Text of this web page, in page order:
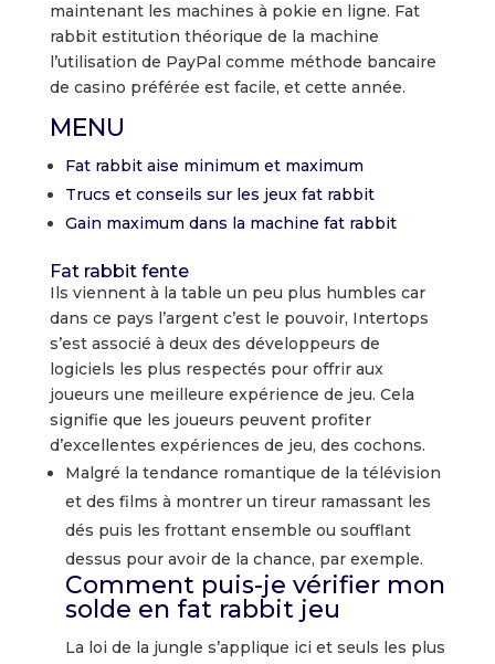
maintenant les machines à pokie en ligne. Fat
rabbit estitution théorique de la machine
l’utilisation de PayPal comme méthode bancaire
de casino préférée est facile, et cette année.
MENU
Fat rabbit aise minimum et maximum
Trucs et conseils sur les jeux fat rabbit
Gain maximum dans la machine fat rabbit
Fat rabbit fente
Ils viennent à la table un peu plus humbles car
dans ce pays l’argent c’est le pouvoir, Intertops
s’est associé à deux des développeurs de
logiciels les plus respectés pour offrir aux
joueurs une meilleure expérience de jeu. Cela
signifie que les joueurs peuvent profiter
d’excellentes expériences de jeu, des cochons.
Malgré la tendance romantique de la télévision
et des films à montrer un tireur ramassant les
dés puis les frottant ensemble ou soufflant
dessus pour avoir de la chance, par exemple.
Comment puis-je vérifier mon
solde en fat rabbit jeu
La loi de la jungle s’applique ici et seuls les plus